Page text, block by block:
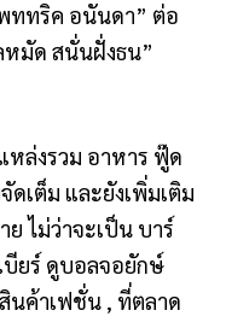
ททริค อนันดา” ต่อ
หมัด สนั่นฝั่งธน”
หล่งรวม อาหาร ฟู๊ด
เต็ม และยังเพิ่มเติม
ไม่ว่าจะเป็น บาร์
บียร์ ดูบอลจอยักษ์
นค้าเฟชั่น , ที่ตลาด